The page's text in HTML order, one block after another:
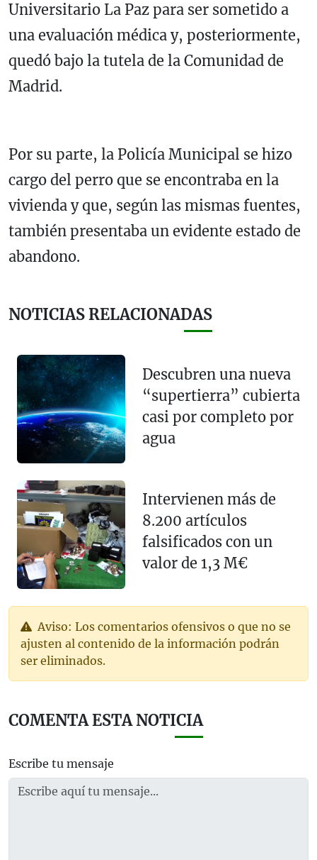
Universitario La Paz para ser sometido a
una evaluación médica y, posteriormente,
quedó bajo la tutela de la Comunidad de
Madrid.
Por su parte, la Policía Municipal se hizo
cargo del perro que se encontraba en la
vivienda y que, según las mismas fuentes,
también presentaba un evidente estado de
abandono.
NOTICIAS RELACIONADAS
Descubren una nueva
“supertierra” cubierta
casi por completo por
agua
Intervienen más de
8.200 artículos
falsificados con un
valor de 1,3 M€
Aviso: Los comentarios ofensivos o que no se
ajusten al contenido de la información podrán
ser eliminados.
COMENTA ESTA NOTICIA
Escribe tu mensaje